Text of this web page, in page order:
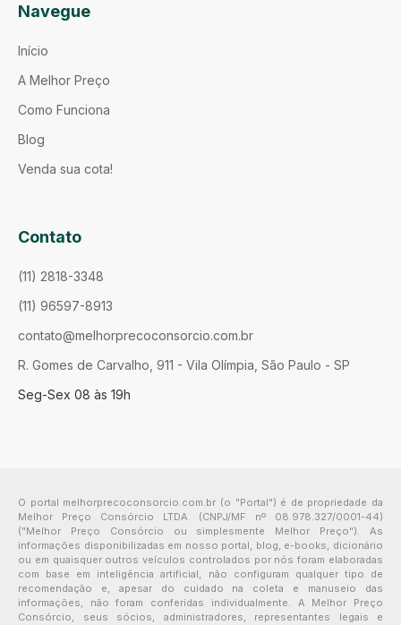
Navegue
Início
A Melhor Preço
Como Funciona
Blog
Venda sua cota!
Contato
(11) 2818-3348
(11) 96597-8913
contato@melhorprecoconsorcio.com.br
R. Gomes de Carvalho, 911 - Vila Olímpia, São Paulo - SP
Seg-Sex 08 às 19h
O portal melhorprecoconsorcio.com.br (o "Portal") é de propriedade da
Melhor Preço Consórcio LTDA. (CNPJ/MF nº 08.978.327/0001-44)
("Melhor Preço Consórcio ou simplesmente Melhor Preço"). As
informações disponibilizadas em nosso portal, blog, e-books, dicionário
ou em quaisquer outros veículos controlados por nós foram elaboradas
com base em inteligência artificial, não configuram qualquer tipo de
recomendação e, apesar do cuidado na coleta e manuseio das
informações, não foram conferidas individualmente. A Melhor Preço
Consórcio, seus sócios, administradores, representantes legais e